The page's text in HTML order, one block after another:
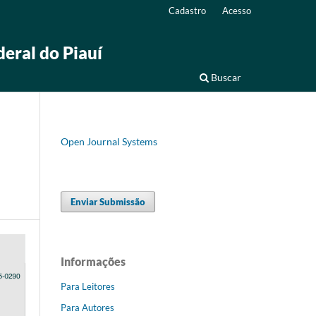
do Piauí
Buscar
Cadastro Acesso
Open Journal Systems
Enviar Submissão
Informações
Para Leitores
Para Autores